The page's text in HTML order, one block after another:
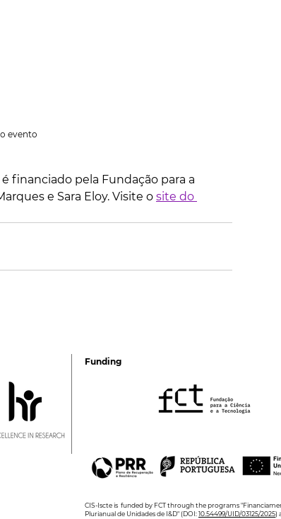
evento
é financiado pela Fundação para a
e Sara Eloy. Visite o site do
Funding
CIS-Iscte is funded by FCT through the programs
Plurianual de Unidades de I&D" (DOI:10.54499/UID/03125/2025)